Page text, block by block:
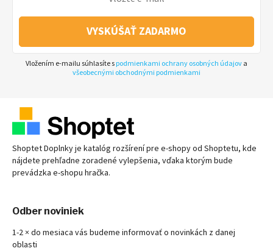
VYSKÚŠAŤ ZADARMO
Vložením e-mailu súhlasíte s podmienkami ochrany osobných údajov a
všeobecnými obchodnými podmienkami
Shoptet Doplnky je katalóg rozšírení pre e-shopyod Shoptetu, kde
nájdete prehľadne zoradené vylepšenia, vďaka ktorým bude
prevádzka e-shopu hračka.
Odber noviniek
1-2 × do mesiaca vás budeme informovať o novinkách z danej
oblasti